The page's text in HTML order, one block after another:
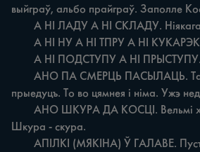
выйграў, альбо прайграў. Заполле
прыедуцъ. То во цямнея i нiма. Ужэ
Шкура - скура.